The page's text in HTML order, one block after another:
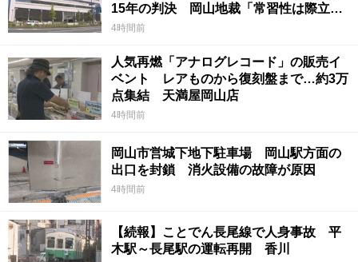
15年の判決 岡山地裁「常習性は際立っ
ていて被害結果も非常に重い」
4時間前
人気再燃「アナログレコード」の販売イ
ベント レアものから復刻盤まで…約3万
点集結 天満屋岡山店
4時間前
岡山市営城下地下駐車場 岡山駅方面の
出口を封鎖 消火設備の故障が原因
4時間前
【続報】ことでん長尾線で人身事故 平
木駅～長尾駅の運転再開 香川